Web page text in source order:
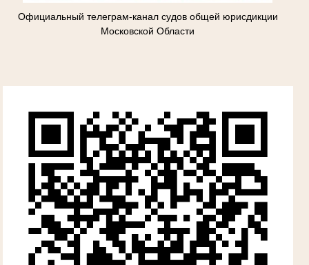
Официальный телеграм-канал судов общей юрисдикции
Московской Области